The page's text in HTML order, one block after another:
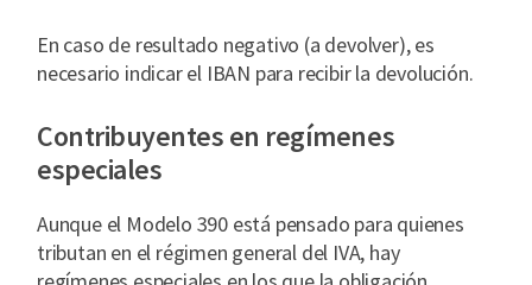
En caso de resultado negativo (a devolver), es
necesario indicar el IBAN para recibir la devolución.
Contribuyentes en regímenes
especiales
Aunque el Modelo 390 está pensado para quienes
tributan en el régimen general del IVA, hay